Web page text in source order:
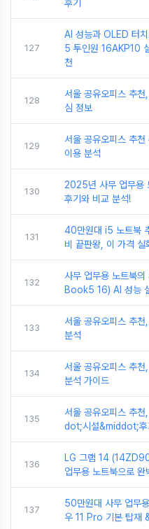
후기
127
AI 성능과 OLED 터
5 투인원 16AKP10
천
128
서울 공유오피스 추
심 정보
129
서울 공유오피스 추천
이용 분석
130
2025년 사무 업무용
후기와 비교 분석!
131
40만원대 i5 노트북
비 끝판왕, 이 가격 실
132
사무 업무용 노트북
Book5 16) AI 성능
133
서울 공유오피스 추
분석
134
서울 공유오피스 추천
분석 가이드
135
서울 공유오피스 추
dot;시설&middot;후
136
LG 그램 14
업무용 노트북으로
137
50만원대 사무 업무
우 11 Pro 기본 탑재